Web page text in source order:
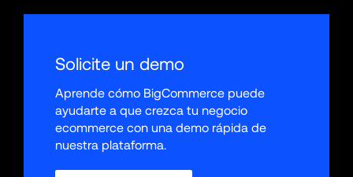
Solicite un demo
Aprende cómo BigCommerce puede
ayudarte a que crezca tu negocio
ecommerce con una demo rápida de
nuestra plataforma.